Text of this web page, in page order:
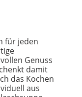
für jeden
Genuss
damit
das Kochen
aus